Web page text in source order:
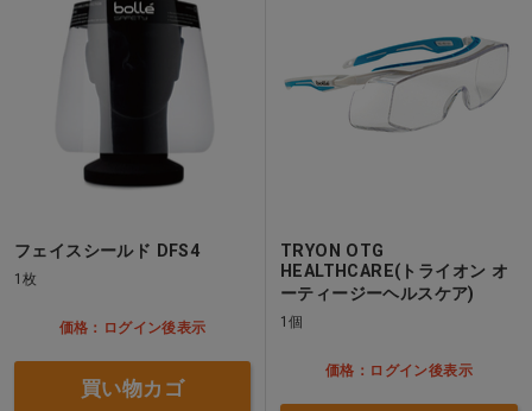
フェイスシールド DFS4
1枚
価格：ログイン後表示
買い物カゴ
TRYON OTG
HEALTHCARE(トライオン オ
ーティージーヘルスケア)
1個
価格：ログイン後表示